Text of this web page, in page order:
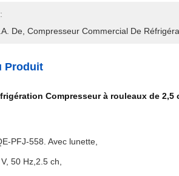
De Compresseur Commercial De
Produit
Compresseur à rouleaux de
PFJ-558. Avec lunette,
50 Hz,2.5 ch,